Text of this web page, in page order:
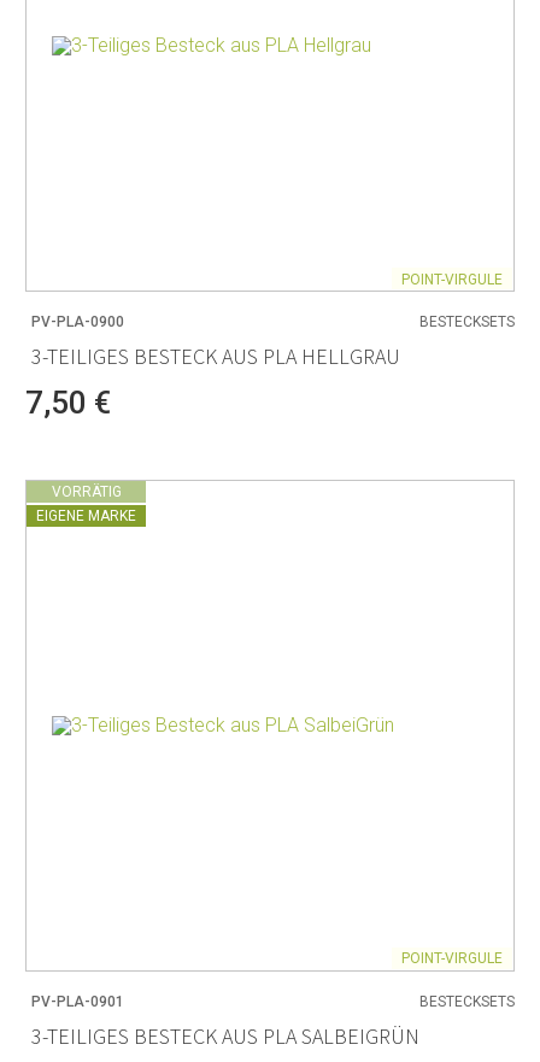
POINT-VIRGULE
PV-PLA-0900 BESTECKSETS
3-TEILIGES BESTECK AUS PLA HELLGRAU
7,50 €
VORRÄTIG
EIGENE MARKE
POINT-VIRGULE
PV-PLA-0901 BESTECKSETS
3-TEILIGES BESTECK AUS PLA SALBEIGRÜN